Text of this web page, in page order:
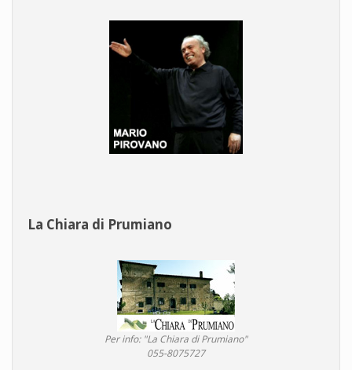
La Chiara di Prumiano
Per info: "La Chiara di Prumiano"
055-8075727